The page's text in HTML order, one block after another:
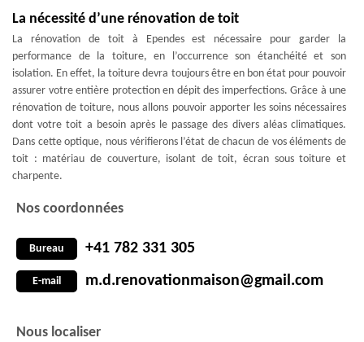
La nécessité d’une rénovation de toit
La rénovation de toit à Ependes est nécessaire pour garder la
performance de la toiture, en l’occurrence son étanchéité et son
isolation. En effet, la toiture devra toujours être en bon état pour pouvoir
assurer votre entière protection en dépit des imperfections. Grâce à une
rénovation de toiture, nous allons pouvoir apporter les soins nécessaires
dont votre toit a besoin après le passage des divers aléas climatiques.
Dans cette optique, nous vérifierons l’état de chacun de vos éléments de
toit : matériau de couverture, isolant de toit, écran sous toiture et
charpente.
Nos coordonnées
Bureau +41 782 331 305
E-mail m.d.renovationmaison@gmail.com
Nous localiser